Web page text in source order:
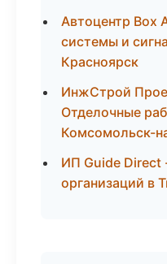
Автоцентр Box
системы и
Красноярск
ИнжСтрой
Отделочные
Комсомольск-
ИП Guide
организаций в